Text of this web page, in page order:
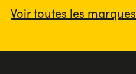
Voir toutes les marques